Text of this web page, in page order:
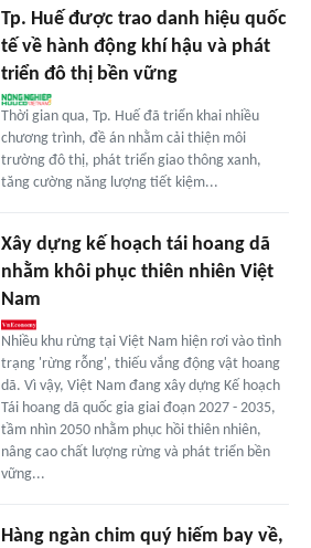
Tp. Huế được trao danh hiệu quốc
tế về hành động khí hậu và phát
triển đô thị bền vững
Thời gian qua, Tp. Huế đã triển khai nhiều
chương trình, đề án nhằm cải thiện môi
trường đô thị, phát triển giao thông xanh,
tăng cường năng lượng tiết kiệm...
Xây dựng kế hoạch tái hoang dã
nhằm khôi phục thiên nhiên Việt
Nam
Nhiều khu rừng tại Việt Nam hiện rơi vào tình
trạng 'rừng rỗng', thiếu vắng động vật hoang
dã. Vì vậy, Việt Nam đang xây dựng Kế hoạch
Tái hoang dã quốc gia giai đoạn 2027 - 2035,
tầm nhìn 2050 nhằm phục hồi thiên nhiên,
nâng cao chất lượng rừng và phát triển bền
vững...
Hàng ngàn chim quý hiếm bay về,